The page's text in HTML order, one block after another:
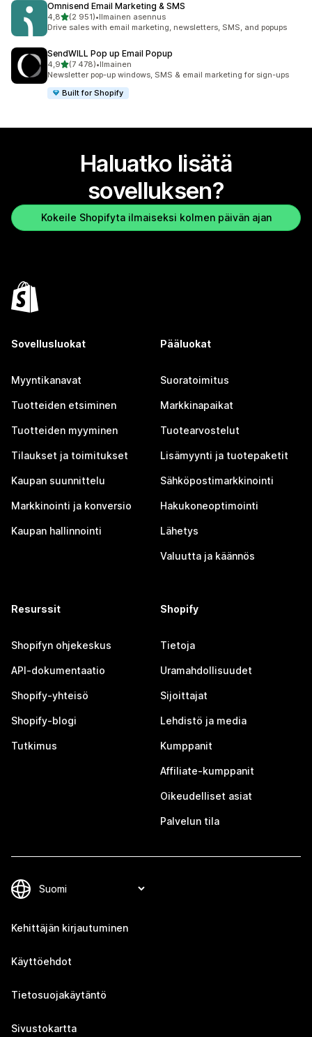
Omnisend Email Marketing & SMS
4,8/ 5 tähteä
(2 951)
2951 arvostelua yhteensä
•Ilmainen asennus
Drive sales with email marketing, newsletters, SMS, and popups
SendWILL Pop up Email Popup
4,9/ 5 tähteä
(7 478)
7478 arvostelua yhteensä
•Ilmainen
Newsletter pop-up windows, SMS & email marketing for sign-ups
Built for Shopify
Haluatko lisätä
sovelluksen?
Kokeile Shopifyta ilmaiseksi kolmen päivän ajan
Sovellusluokat
Myyntikanavat
Tuotteiden etsiminen
Tuotteiden myyminen
Tilaukset ja toimitukset
Kaupan suunnittelu
Markkinointi ja konversio
Kaupan hallinnointi
Pääluokat
Suoratoimitus
Markkinapaikat
Tuotearvostelut
Lisämyynti ja tuotepaketit
Sähköpostimarkkinointi
Hakukoneoptimointi
Lähetys
Valuutta ja käännös
Resurssit
Shopifyn ohjekeskus
API-dokumentaatio
Shopify-yhteisö
Shopify-blogi
Tutkimus
Shopify
Tietoja
Uramahdollisuudet
Sijoittajat
Lehdistö ja media
Kumppanit
Affiliate-kumppanit
Oikeudelliset asiat
Palvelun tila
Kehittäjän kirjautuminen
Käyttöehdot
Tietosuojakäytäntö
Sivustokartta